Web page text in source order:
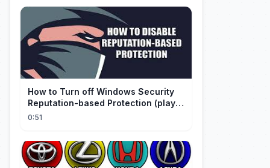
How to Turn off Windows Security
Reputation-based Protection (play
with audio)
0:51